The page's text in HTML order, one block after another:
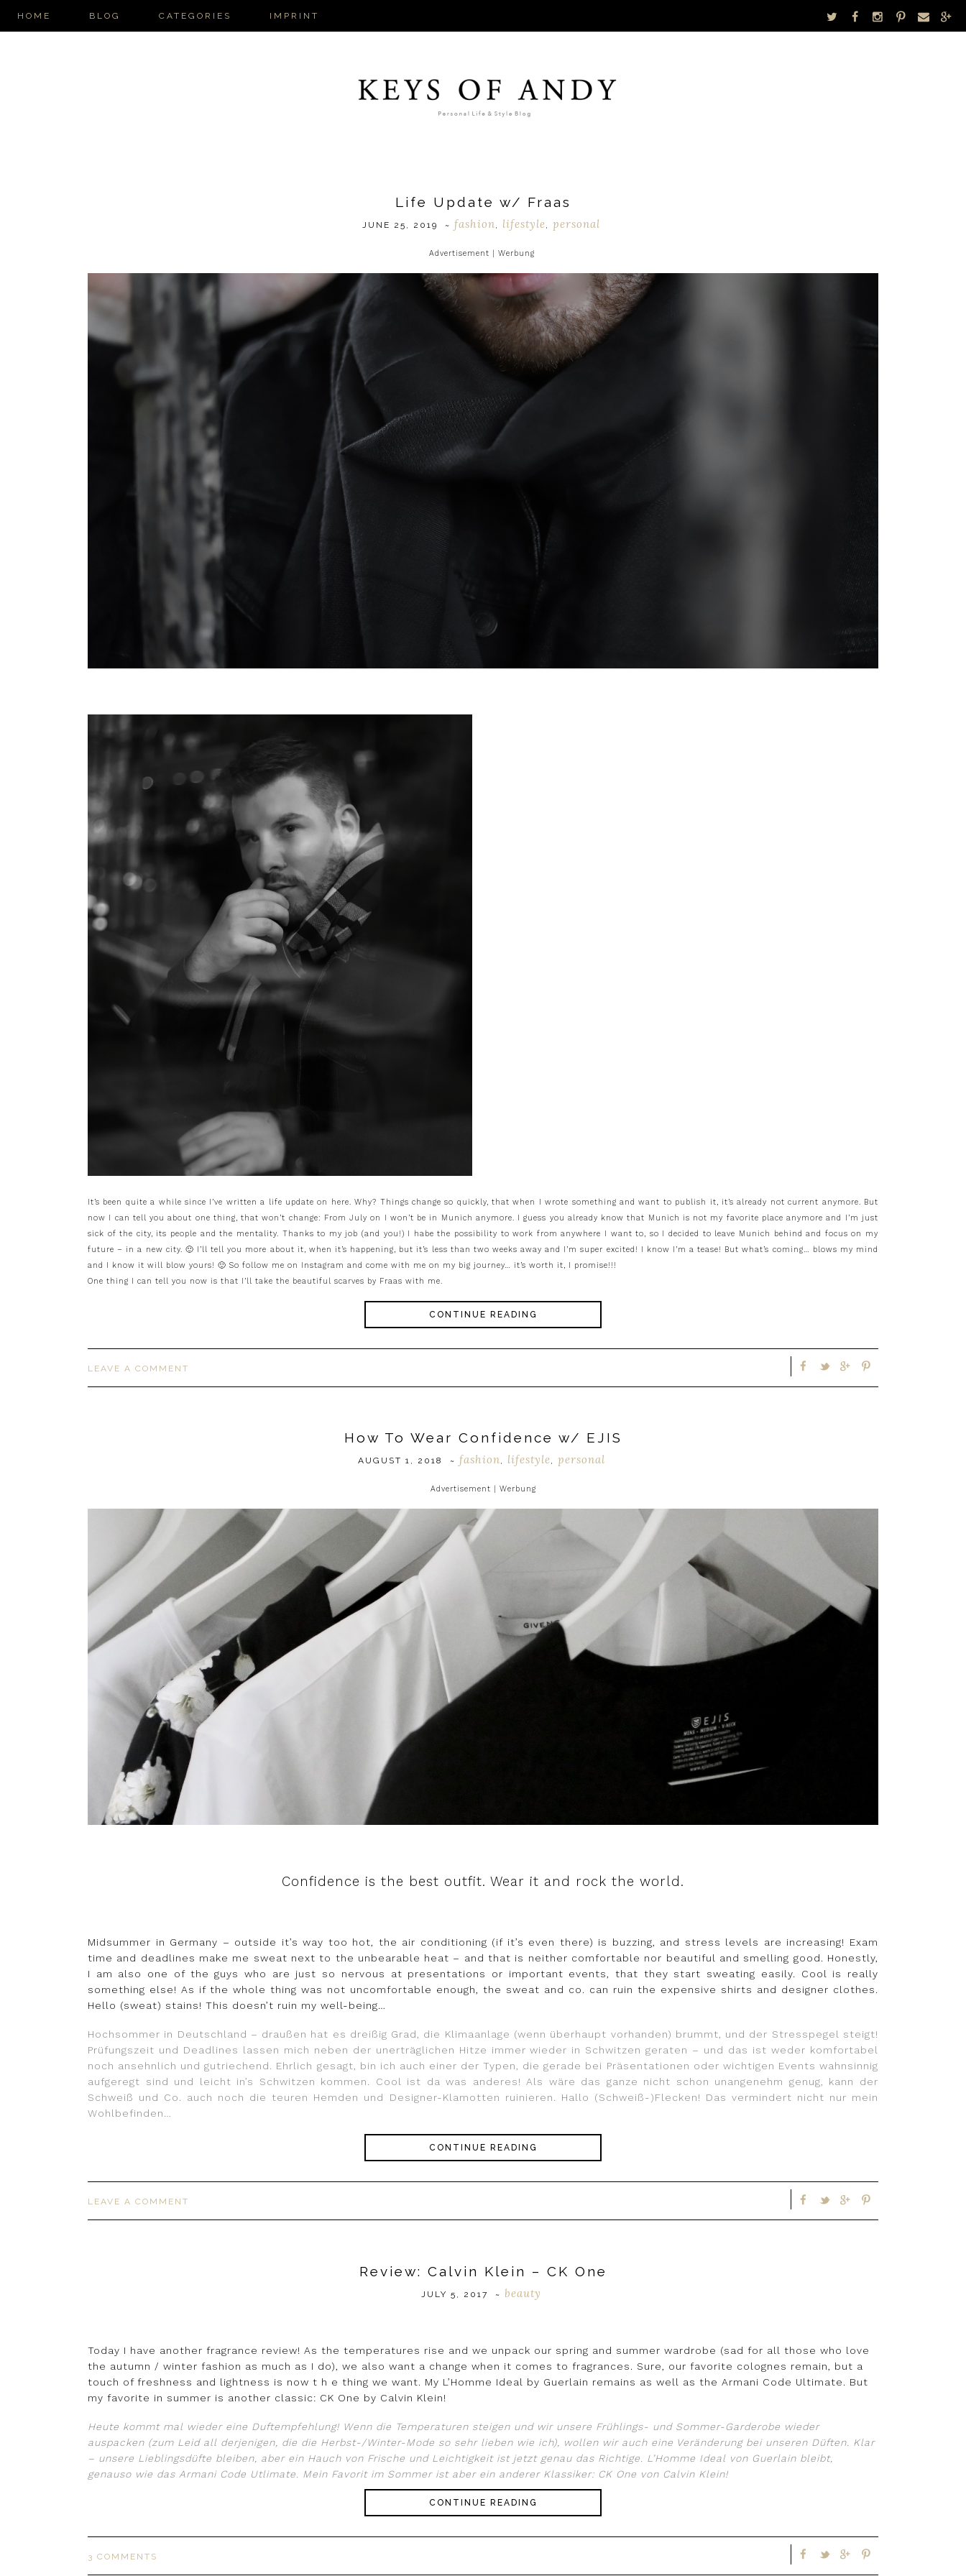
HOME BLOG CATEGORIES IMPRINT
Life Update w/ Fraas
JUNE 25, 2019 ~ fashion lifestyle personal
Advertisement | Werbung
It’s been quite a while since I’ve written a life update on here. Why? Things change so quickly, that when I wrote something and want to publish it, it’s already not current anymore. But
now I can tell you about one thing, that won’t change: From July on I won’t be in Munich anymore. I guess you already know that Munich is not my favorite place anymore and I’m just
sick of the city, its people and the mentality. Thanks to my job (and you!) I habe the possibility to work from anywhere I want to, so I decided to leave Munich behind and focus on my
future – in a new city. 🙂 I’ll tell you more about it, when it’s happening, but it’s less than two weeks away and I’m super excited! I know I’m a tease! But what’s coming… blows my mind
and I know it will blow yours! 🙂 So follow me on Instagram and come with me on my big journey… it’s worth it, I promise!!!
One thing I can tell you now is that I’ll take the beautiful scarves by Fraas with me.
CONTINUE READING
LEAVE A COMMENT
How To Wear Confidence w/ EJIS
AUGUST 1, 2018 ~ fashion, lifestyle, personal
Advertisement | Werbung
Confidence is the best outfit. Wear it and rock the world.
Midsummer in Germany – outside it’s way too hot, the air conditioning (if it’s even there) is buzzing, and stress levels are increasing! Exam
time and deadlines make me sweat next to the unbearable heat – and that is neither comfortable nor beautiful and smelling good. Honestly,
I am also one of the guys who are just so nervous at presentations or important events, that they start sweating easily. Cool is really
something else! As if the whole thing was not uncomfortable enough, the sweat and co. can ruin the expensive shirts and designer clothes.
Hello (sweat) stains! This doesn’t ruin my well-being…
Hochsommer in Deutschland – draußen hat es dreißig Grad, die Klimaanlage (wenn überhaupt vorhanden) brummt, und der Stresspegel steigt!
Prüfungszeit und Deadlines lassen mich neben der unerträglichen Hitze immer wieder in Schwitzen geraten – und das ist weder komfortabel
noch ansehnlich und gutriechend. Ehrlich gesagt, bin ich auch einer der Typen, die gerade bei Präsentationen oder wichtigen Events wahnsinnig
aufgeregt sind und leicht in’s Schwitzen kommen. Cool ist da was anderes! Als wäre das ganze nicht schon unangenehm genug, kann der
Schweiß und Co. auch noch die teuren Hemden und Designer-Klamotten ruinieren. Hallo (Schweiß-)Flecken! Das vermindert nicht nur mein
Wohlbefinden…
CONTINUE READING
LEAVE A COMMENT
Review: Calvin Klein – CK One
JULY 5, 2017 ~ beauty
Today I have another fragrance review! As the temperatures rise and we unpack our spring and summer wardrobe (sad for all those who love
the autumn / winter fashion as much as I do), we also want a change when it comes to fragrances. Sure, our favorite colognes remain, but a
touch of freshness and lightness is now t h e thing we want. My L’Homme Ideal by Guerlain remains as well as the Armani Code Ultimate. But
my favorite in summer is another classic: CK One by Calvin Klein!
Heute kommt mal wieder eine Duftempfehlung! Wenn die Temperaturen steigen und wir unsere Frühlings- und Sommer-Garderobe wieder
auspacken (zum Leid all derjenigen, die die Herbst-/Winter-Mode so sehr lieben wie ich), wollen wir auch eine Veränderung bei unseren Düften. Klar
– unsere Lieblingsdüfte bleiben, aber ein Hauch von Frische und Leichtigkeit ist jetzt genau das Richtige. L’Homme Ideal von Guerlain bleibt,
genauso wie das Armani Code Utlimate. Mein Favorit im Sommer ist aber ein anderer Klassiker: CK One von Calvin Klein!
CONTINUE READING
3 COMMENTS